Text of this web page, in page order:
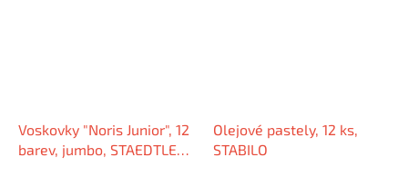
Voskovky "Noris Junior", 12
barev, jumbo, STAEDTLER
Olejové pastely, 12 ks,
STABILO